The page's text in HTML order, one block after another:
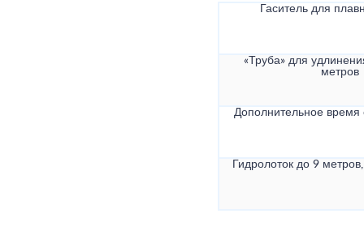
Гаситель для
«Труба» для
метров
Дополнительное
Гидролоток до 9